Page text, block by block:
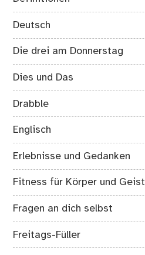
Deutsch
Die drei am Donnerstag
Dies und Das
Drabble
Englisch
Erlebnisse und Gedanken
Fitness für Körper und Geist
Fragen an dich selbst
Freitags-Füller